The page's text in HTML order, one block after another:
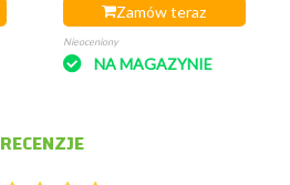
Zamów teraz
Nieoceniony
NA MAGAZYNIE
RECENZJE